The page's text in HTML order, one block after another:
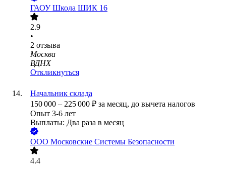
ГАОУ Школа ШИК 16
2.9
•
2 отзыва
Москва
ВДНХ
Откликнуться
Начальник склада
150 000 – 225 000 ₽ за месяц, до вычета налогов
Опыт 3-6 лет
Выплаты: Два раза в месяц
ООО Московские Системы Безопасности
4.4